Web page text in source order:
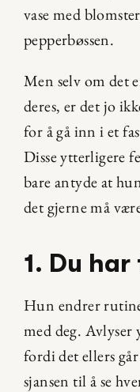
vase med
pepperbøssen.
Men selv om det
deres, er det jo
for å gå inn i et
Disse ytterligere
bare antyde at
det gjerne må
1. Du
Hun endrer
med deg. Avlyser
fordi det ellers
sjansen til å se